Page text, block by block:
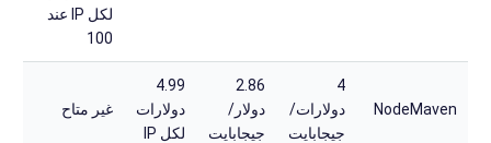
لكل IP عند
100
NodeMaven
4
دولارات/
جيجابايت
2.86
دولار/
جيجابايت
4.99
دولارات
لكل IP
غير متاح